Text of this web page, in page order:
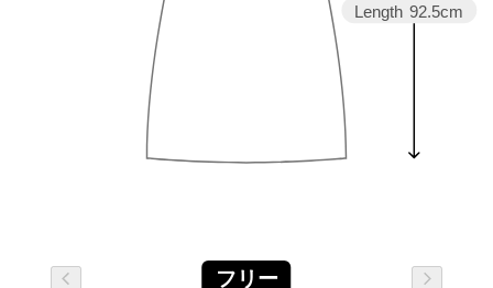
Length 92.5cm
フリー